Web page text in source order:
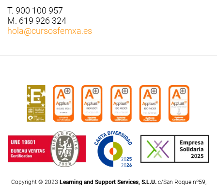
T. 900 100 957
M. 619 926 324
hola@cursosfemxa.es
Copyright © 2023 Learning and Support Services, S.L.U.c/San Roque nº59,